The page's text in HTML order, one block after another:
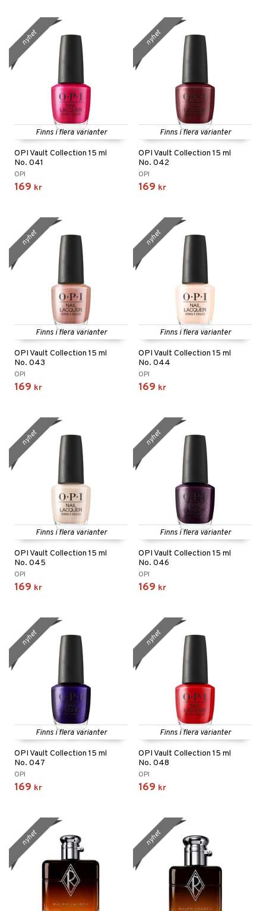
Finns i flera varianter
OPI Vault Collection 15 ml
No. 041
OPI
169 kr
nyhet
Finns i flera varianter
OPI Vault Collection 15 ml
No. 042
OPI
169 kr
nyhet
Finns i flera varianter
OPI Vault Collection 15 ml
No. 043
OPI
169 kr
nyhet
Finns i flera varianter
OPI Vault Collection 15 ml
No. 044
OPI
169 kr
nyhet
Finns i flera varianter
OPI Vault Collection 15 ml
No. 045
OPI
169 kr
nyhet
Finns i flera varianter
OPI Vault Collection 15 ml
No. 046
OPI
169 kr
nyhet
Finns i flera varianter
OPI Vault Collection 15 ml
No. 047
OPI
169 kr
nyhet
Finns i flera varianter
OPI Vault Collection 15 ml
No. 048
OPI
169 kr
nyhet
nyhet nyhet